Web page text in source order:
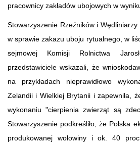
pracownicy zakładów ubojowych w
Stowarzyszenie Rzeźników i Wędliniarzy
w sprawie zakazu uboju rytualnego, w
sejmowej Komisji Rolnictwa
przedstawiciele wskazali, że
na przykładach nieprawidłowo
Zelandii i Wielkiej Brytanii i zapewniła,
wykonaniu "cierpienia zwierząt są
Stowarzyszenie podkreśliło, że Polska
produkowanej wołowiny i ok. 40